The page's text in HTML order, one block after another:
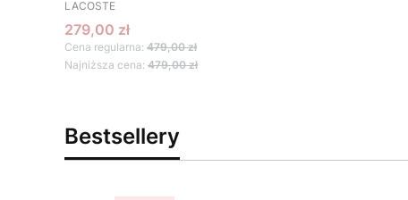
LACOSTE
Cena promocyjna
279,00 zł
Cena regularna: 479,00 zł
Najniższa cena: 479,00 zł
Bestsellery